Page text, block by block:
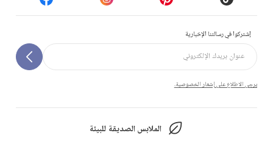
إشتركوا في رسالتنا الإخبارية
يرجى الاطلاع على إشعار الخصوصية.
الملابس الصديقة للبيئة